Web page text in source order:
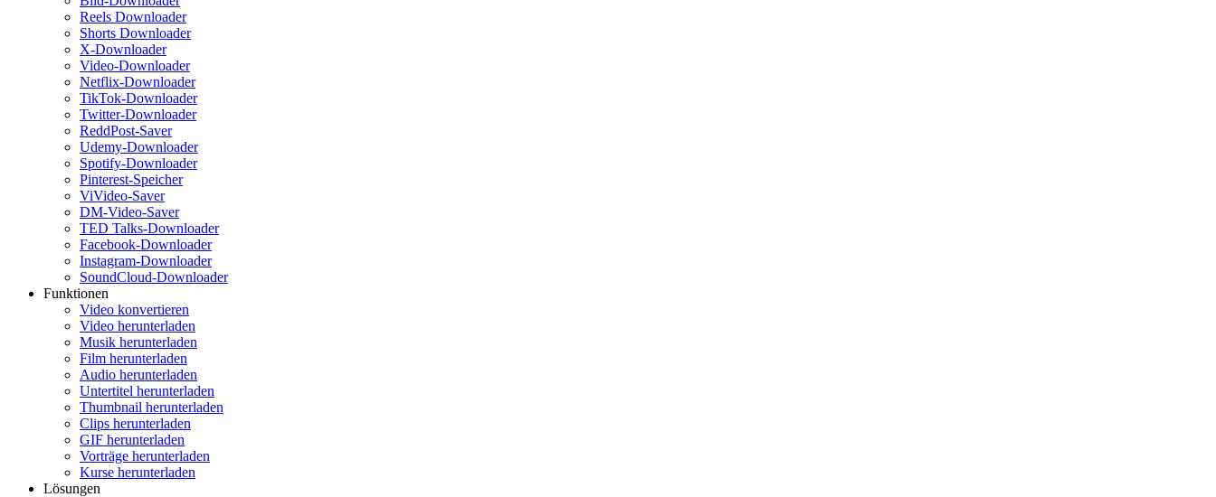
Reels Downloader
Shorts Downloader
X-Downloader
Video-Downloader
Netflix-Downloader
TikTok-Downloader
Twitter-Downloader
ReddPost-Saver
Udemy-Downloader
Spotify-Downloader
Pinterest-Speicher
ViVideo-Saver
DM-Video-Saver
TED Talks-Downloader
Facebook-Downloader
Instagram-Downloader
SoundCloud-Downloader
Funktionen
Video konvertieren
Video herunterladen
Musik herunterladen
Film herunterladen
Audio herunterladen
Untertitel herunterladen
Thumbnail herunterladen
Clips herunterladen
GIF herunterladen
Vorträge herunterladen
Kurse herunterladen
Lösungen